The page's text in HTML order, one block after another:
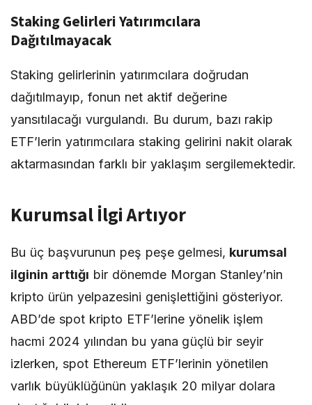
Staking Gelirleri Yatırımcılara
Dağıtılmayacak
Staking gelirlerinin yatırımcılara doğrudan
dağıtılmayıp, fonun net aktif değerine
yansıtılacağı vurgulandı. Bu durum, bazı rakip
ETF’lerin yatırımcılara staking gelirini nakit olarak
aktarmasından farklı bir yaklaşım sergilemektedir.
Kurumsal İlgi Artıyor
Bu üç başvurunun peş peşe gelmesi, kurumsal
ilginin arttığı bir dönemde Morgan Stanley’nin
kripto ürün yelpazesini genişlettiğini gösteriyor.
ABD’de spot kripto ETF’lerine yönelik işlem
hacmi 2024 yılından bu yana güçlü bir seyir
izlerken, spot Ethereum ETF’lerinin yönetilen
varlık büyüklüğünün yaklaşık 20 milyar dolara